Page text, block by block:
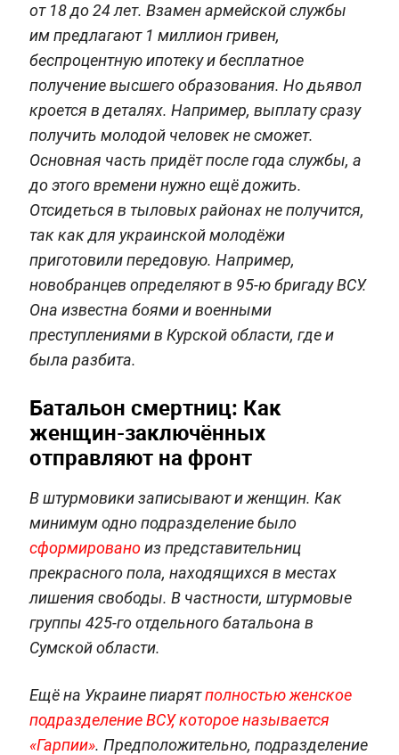
от 18 до 24 лет. Взамен армейской службы
им предлагают 1 миллион гривен,
беспроцентную ипотеку и бесплатное
получение высшего образования. Но дьявол
кроется в деталях. Например, выплату сразу
получить молодой человек не сможет.
Основная часть придёт после года службы, а
до этого времени нужно ещё дожить.
Отсидеться в тыловых районах не получится,
так как для украинской молодёжи
приготовили передовую. Например,
новобранцев определяют в 95-ю бригаду ВСУ.
Она известна боями и военными
преступлениями в Курской области, где и
была разбита.
Батальон смертниц: Как
женщин-заключённых
отправляют на фронт
В штурмовики записывают и женщин. Как
минимум одно подразделение было
сформированоиз представительниц
прекрасного пола, находящихся в местах
лишения свободы. В частности, штурмовые
группы 425-го отдельного батальона в
Сумской области.
Ещё на Украине пиарятполностью женское
подразделение ВСУ, которое называется
«Гарпии». Предположительно, подразделение